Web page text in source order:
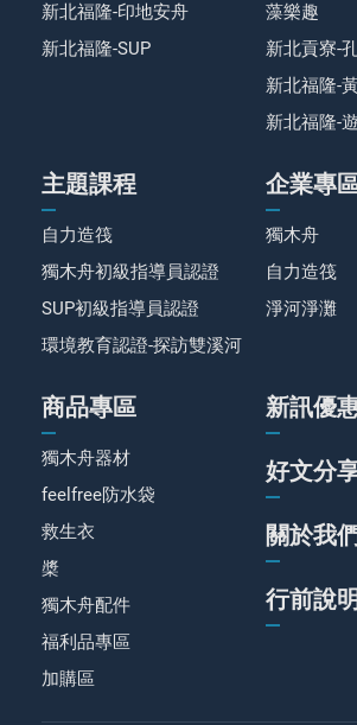
新北福隆-印地安舟
新北福隆-SUP
藻樂趣
新北貢寮-
新北福隆-
新北福隆-
主題課程
自力造筏
獨木舟初級指導員認證
SUP初級指導員認證
環境教育認證-探訪雙溪河
企業專
獨木舟
自力造筏
淨河淨灘
商品專區
獨木舟器材
feelfree防水袋
救生衣
槳
獨木舟配件
福利品專區
加購區
新訊優
好文分
關於我們
行前說明